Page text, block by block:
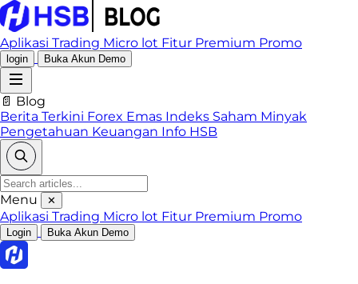
Aplikasi Trading Micro lot Fitur Premium Promo
login Buka Akun Demo
📄 Blog
Berita Terkini Forex Emas Indeks Saham Minyak
Pengetahuan Keuangan Info HSB
Menu ✕
Aplikasi Trading Micro lot Fitur Premium Promo
Login Buka Akun Demo